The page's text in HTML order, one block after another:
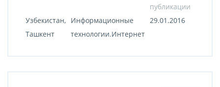
публикации
Узбекистан,
Ташкент
Информационные
технологии.Интернет
29.01.2016